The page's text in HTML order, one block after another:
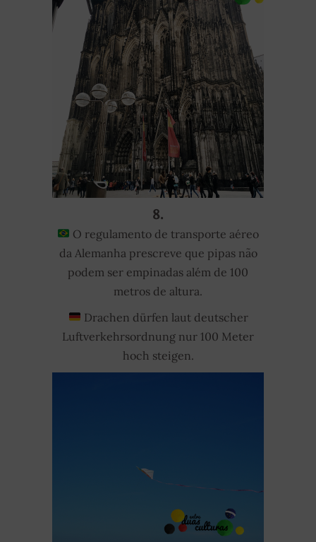
8.
O regulamento de transporte aéreo
da Alemanha prescreve que pipas não
podem ser empinadas além de 100
metros de altura.
Drachen dürfen laut deutscher
Luftverkehrsordnung nur 100 Meter
hoch steigen.